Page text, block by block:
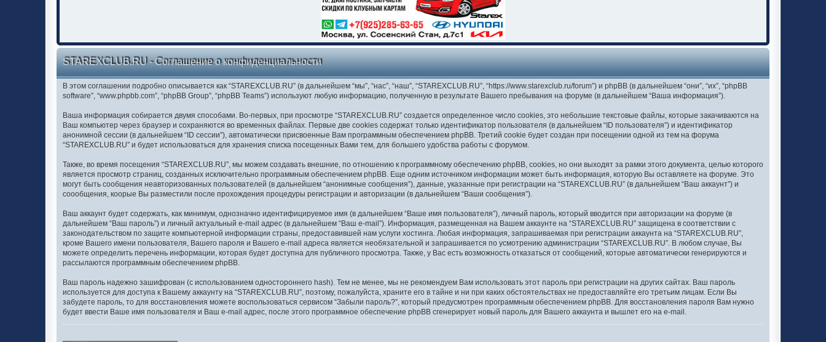
STAREXCLUB.RU - Соглашение о конфиденциальности
В этом соглашении подробно описывается как “STAREXCLUB.RU” (в дальнейшем “мы”, “нас”, “наш”, “STAREXCLUB.RU”, “https://www.starexclub.ru/forum”) и phpBB (в дальнейшем “они”, “их”, “phpBB
software”, “www.phpbb.com”, “phpBB Group”, “phpBB Teams”) используют любую информацию, полученную в результате Вашего пребывания на форуме (в дальнейшем “Ваша информация”).
Ваша информация собирается двумя способами. Во-первых, при просмотре “STAREXCLUB.RU” создается определенное число cookies, это небольшие текстовые файлы, которые закачиваются на
Ваш компьютер через браузер и сохраняются во временных файлах. Первые две cookies содержат только идентификатор пользователя (в дальнейшем “ID пользователя”) и идентификатор
анонимной сессии (в дальнейшем “ID сессии”), автоматически присвоенные Вам программным обеспечением phpBB. Третий cookie будет создан при посещении одной из тем на форума
“STAREXCLUB.RU” и будет использоваться для хранения списка посещенных Вами тем, для большего удобства работы с форумом.
Также, во время посещения “STAREXCLUB.RU”, мы можем создавать внешние, по отношению к программному обеспечению phpBB, cookies, но они выходят за рамки этого документа, целью которого
является просмотр страниц, созданных исключительно программным обеспечением phpBB. Еще одним источником информации может быть информация, которую Вы оставляете на форуме. Это
могут быть сообщения неавторизованных пользователей (в дальнейшем “анонимные сообщения”), данные, указанные при регистрации на “STAREXCLUB.RU” (в дальнейшем “Ваш аккаунт”) и
соообщения, коорые Вы разместили после прохождения процедуры регистрации и авторизации (в дальнейшем “Ваши сообщения”).
Ваш аккаунт будет содержать, как минимум, однозначно идентифицируемое имя (в дальнейшем “Ваше имя пользователя”), личный пароль, который вводится при авторизации на форуме (в
дальнейшем “Ваш пароль”) и личный актуальный e-mail адрес (в дальнейшем “Ваш e-mail”). Информация, размещенная на Вашем аккаунте на “STAREXCLUB.RU” защищена в соответствии с
законодательством по защите компьютерной информации страны, предоставившей нам услуги хостинга. Любая информация, запрашиваемая при регистрации аккаунта на “STAREXCLUB.RU”,
кроме Вашего имени пользователя, Вашего пароля и Вашего e-mail адреса является необязательной и запрашивается по усмотрению администрации “STAREXCLUB.RU”. В любом случае, Вы
можете определить перечень информации, которая будет доступна для публичного просмотра. Также, у Вас есть возможность отказаться от сообщений, которые автоматически генерируются и
рассылаются программным обеспечением phpBB.
Ваш пароль надежно зашифрован (с использованием одностороннего hash). Тем не менее, мы не рекомендуем Вам использовать этот пароль при регистрации на других сайтах. Ваш пароль
используется для доступа к Вашему аккаунту на “STAREXCLUB.RU”, поэтому, пожалуйста, храните его в тайне и ни при каких обстоятельствах не предоставляйте его третьим лицам. Если Вы
забудете пароль, то для восстановления можете воспользоваться сервисом “Забыли пароль?”, который предусмотрен программным обеспечением phpBB. Для восстановления пароля Вам нужно
будет ввести Ваше имя пользователя и Ваш e-mail адрес, после этого программное обеспечение phpBB сгенерирует новый пароль для Вашего аккаунта и вышлет его на e-mail.